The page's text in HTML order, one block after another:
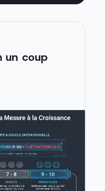
un coup